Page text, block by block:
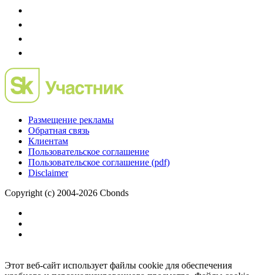
Размещение рекламы
Обратная связь
Пользовательское соглашение
Copyright (c) 2004-2026 Cbonds